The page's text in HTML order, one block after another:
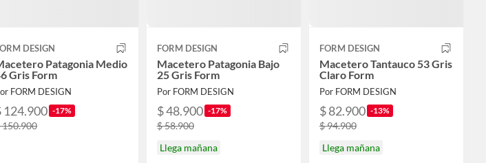
DESIGN
Patagonia Medio
Gris Form
FORM DESIGN
124.900 -17%
150.900
FORM DESIGN
Macetero Patagonia Bajo
25 Gris Form
Por FORM DESIGN
$ 48.900 -17%
$ 58.900
Llega mañana
FORM DESIGN
Macetero Tantauco 53 Gris
Claro Form
Por FORM DESIGN
$ 82.900 -13%
$ 94.900
Llega mañana